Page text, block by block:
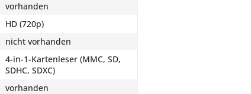
vorhanden
HD (720p)
nicht vorhanden
4-in-1-Kartenleser (MMC, SD,
SDHC, SDXC)
vorhanden